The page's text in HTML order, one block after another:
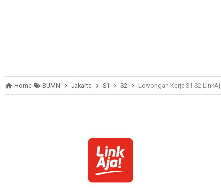
Home BUMN Jakarta S1 S2 Lowongan Kerja S1 S2